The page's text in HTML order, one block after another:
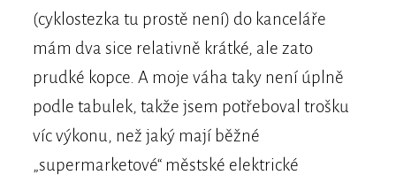
(cyklostezka tu prostě není) do kanceláře
mám dva sice relativně krátké, ale zato
prudké kopce. A moje váha taky není úplně
podle tabulek, takže jsem potřeboval trošku
víc výkonu, než jaký mají běžné
„supermarketové“ městské elektrické